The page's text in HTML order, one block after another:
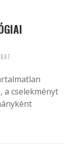
cselekményt